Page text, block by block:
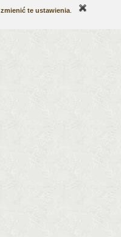
zmienić te ustawienia